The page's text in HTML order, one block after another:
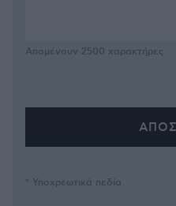
Απομένουν 2500 χαρακτήρες
* Υποχρεωτικά πεδία